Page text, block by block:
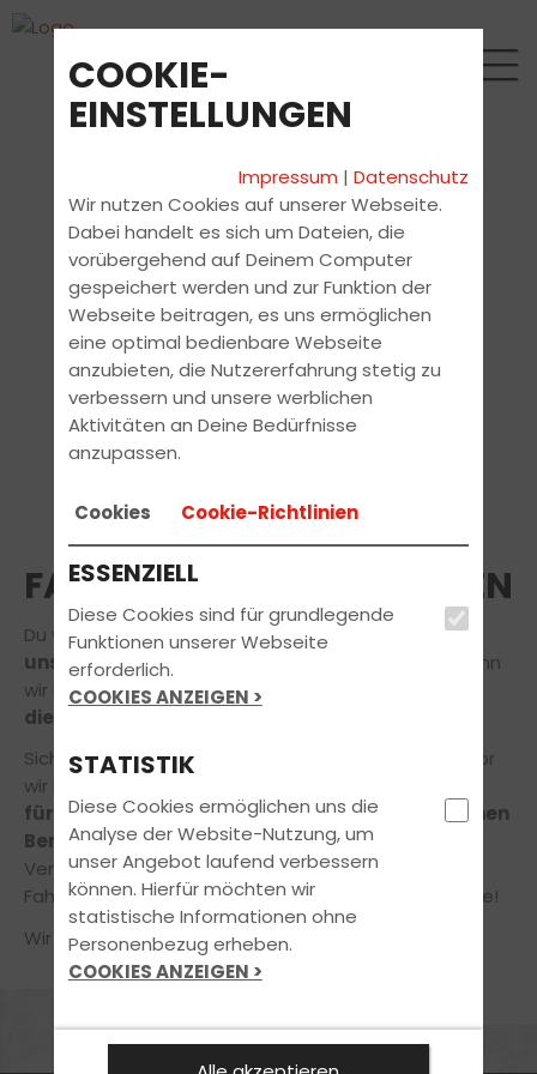
FAHRLEHRER*IN ANFRAGEN
Du würdest gerne Deine Ausbildungbei einem
unserer Fahrprofis
absolvieren? Das freut uns, denn
wir lieben unseren Job und möchten auch Dir gerne
die Freude am Fahren
Sicher hast du noch die ein oder andere Frage, bevor
wir loslegen! Gerne nehmen
für Dichund Dein Anliegenin einem unverbindlichen
Beratungsgespräch!
Vereinbare jetzt online einen Termin in unserer
Fahrschule – ganz einfach und bequem von zuhause!
Wir freuen uns auf Deine Nachricht!
COOKIE-
EINSTELLUNGEN
Impressum |Datenschutz
Wir nutzen Cookies auf unserer Webseite.
Dabei handelt es sich um Dateien, die
vorübergehend auf Deinem Computer
gespeichert werden und zur Funktion der
Webseite beitragen, es uns ermöglichen
eine optimal bedienbare Webseite
anzubieten, die Nutzererfahrung stetig zu
verbessern und unsere werblichen
Aktivitäten an Deine Bedürfnisse
anzupassen.
Cookies Cookie-Richtlinien
ESSENZIELL
Diese Cookies sind für grundlegende
Funktionen unserer Webseite
erforderlich.
COOKIES ANZEIGEN >
STATISTIK
Diese Cookies ermöglichen uns die
Analyse der Website-Nutzung, um
unser Angebot laufend verbessern
können. Hierfür möchten wir
statistische Informationen ohne
Personenbezug erheben.
COOKIES ANZEIGEN >
MARKETING